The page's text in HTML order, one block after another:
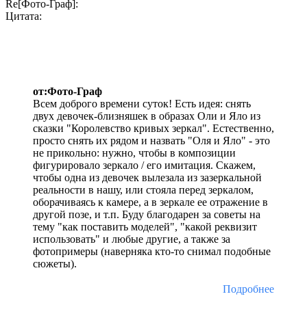
Re[Фото-Граф]:
Цитата:
от:Фото-Граф
Всем доброго времени суток! Есть идея: снять
двух девочек-близняшек в образах Оли и Яло из
сказки "Королевство кривых зеркал". Естественно,
просто снять их рядом и назвать "Оля и Яло" - это
не прикольно: нужно, чтобы в композиции
фигурировало зеркало / его имитация. Скажем,
чтобы одна из девочек вылезала из зазеркальной
реальности в нашу, или стояла перед зеркалом,
оборачиваясь к камере, а в зеркале ее отражение в
другой позе, и т.п. Буду благодарен за советы на
тему "как поставить моделей", "какой реквизит
использовать" и любые другие, а также за
фотопримеры (наверняка кто-то снимал подобные
сюжеты).
Подробнее